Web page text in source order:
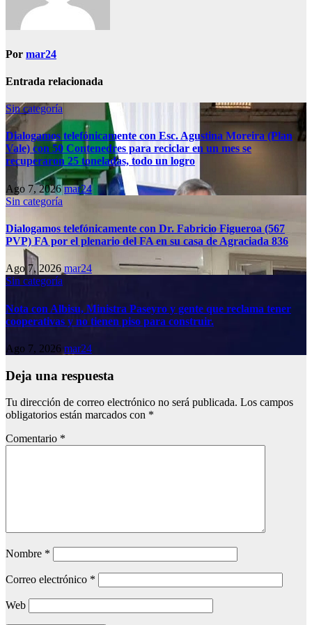
Por mar24
Entrada relacionada
Sin categoría
Dialogamos telefónicamente con Esc. Agustina Moreira (Plan
Vale) con 50 Contenedres para reciclar en un mes se
recuperaron 25 toneladas, todo un logro
Ago 7, 2026mar24
Sin categoría
Dialogamos telefónicamente con Dr. Fabricio Figueroa (567
PVP) FA por el plenario del FA en su casa de Agraciada 836
Ago 7, 2026 mar24
Sin categoría
Nota con Albisu, Ministra Paseyro y gente que reclama tener
cooperativas y no tienen piso para construir.
Ago 7, 2026 mar24
Deja una respuesta
Tu dirección de correo electrónico no será publicada. Los campos
obligatorios están marcados con *
Comentario *
Nombre *
Correo electrónico *
Web